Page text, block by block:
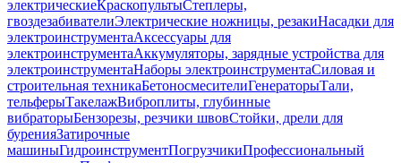
электрическиеКраскопультыСтеплеры,
гвоздезабивателиЭлектрические ножницы, резакиНасадки для
электроинструментаАксессуары для
электроинструментаАккумуляторы, зарядные устройства для
электроинструментаНаборы электроинструментаСиловая и
строительная техникаБетоносмесителиГенераторыТали,
тельферыТакелажВиброплиты, глубинные
вибраторыБензорезы, резчики швовСтойки, дрели для
буренияЗатирочные
машиныГидроинструментПогрузчикиПрофессиональный